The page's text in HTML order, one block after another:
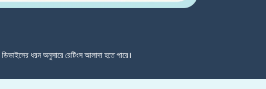
ধরন অনুসারে রেটিংস আলাদা হতে পারে।